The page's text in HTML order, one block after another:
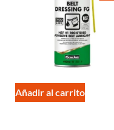
Añadir al carrito